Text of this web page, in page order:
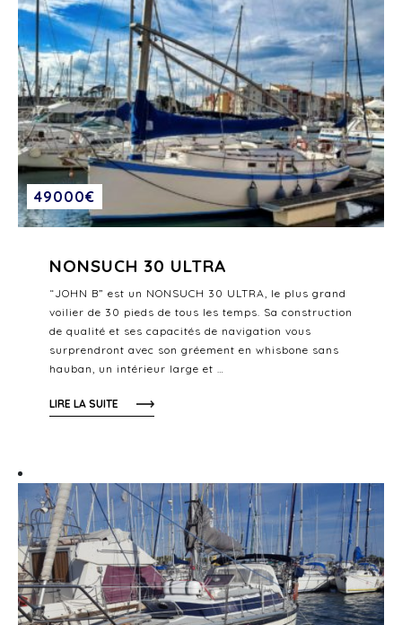
49000€
NONSUCH 30 ULTRA
“JOHN B” est un NONSUCH 30 ULTRA, le plus grand
voilier de 30 pieds de tous les temps. Sa construction
de qualité et ses capacités de navigation vous
surprendront avec son gréement en whisbone sans
hauban, un intérieur large et …
LIRE LA SUITE